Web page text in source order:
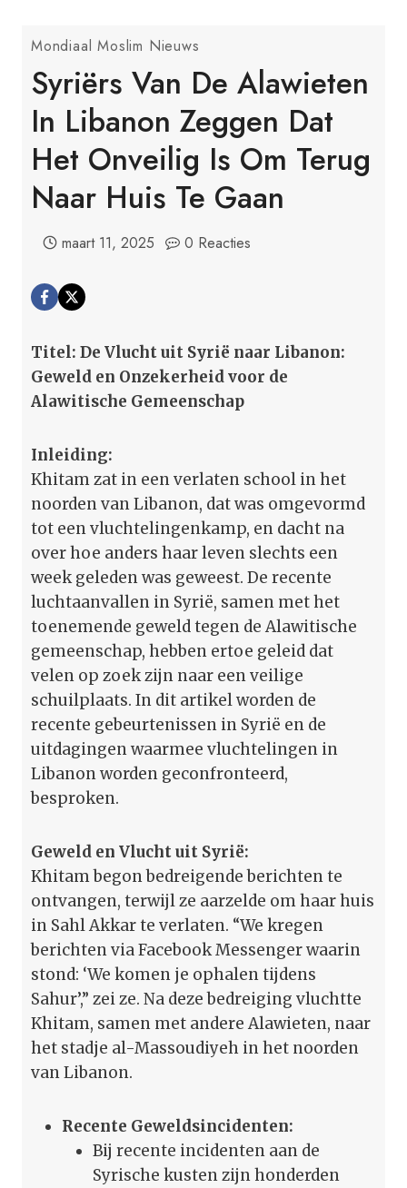
Mondiaal Moslim Nieuws
Syriërs Van De Alawieten
In Libanon Zeggen Dat
Het Onveilig Is Om Terug
Naar Huis Te Gaan
maart 11, 2025 0 Reacties
Titel: De Vlucht uit Syrië naar Libanon:
Geweld en Onzekerheid voor de
Alawitische Gemeenschap
Inleiding:
Khitam zat in een verlaten school in het
noorden van Libanon, dat was omgevormd
tot een vluchtelingenkamp, en dacht na
over hoe anders haar leven slechts een
week geleden was geweest. De recente
luchtaanvallen in Syrië, samen met het
toenemende geweld tegen de Alawitische
gemeenschap, hebben ertoe geleid dat
velen op zoek zijn naar een veilige
schuilplaats. In dit artikel worden de
recente gebeurtenissen in Syrië en de
uitdagingen waarmee vluchtelingen in
Libanon worden geconfronteerd,
besproken.
Geweld en Vlucht uit Syrië:
Khitam begon bedreigende berichten te
ontvangen, terwijl ze aarzelde om haar huis
in Sahl Akkar te verlaten. “We kregen
berichten via Facebook Messenger waarin
stond: ‘We komen je ophalen tijdens
Sahur’,” zei ze. Na deze bedreiging vluchtte
Khitam, samen met andere Alawieten, naar
het stadje al-Massoudiyeh in het noorden
van Libanon.
Recente Geweldsincidenten:
Bij recente incidenten aan de
Syrische kusten zijn honderden